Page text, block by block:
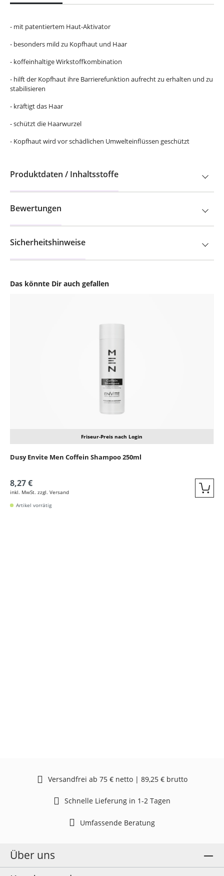
Das könnte Dir auch gefallen
Friseur-Preis nach Login
Dusy Envite Men Coffein Shampoo 250ml
8,27 €
inkl. MwSt. zzgl. Versand
Artikel vorrätig
- mit patentiertem Haut-Aktivator
- besonders mild zu Kopfhaut und Haar
- koffeinhaltige Wirkstoffkombination
- hilft der Kopfhaut ihre Barrierefunktion aufrecht zu erhalten und zu
stabilisieren
- kräftigt das Haar
- schützt die Haarwurzel
- Kopfhaut wird vor schädlichen Umwelteinflüssen geschützt
Produktdaten / Inhaltsstoffe
Bewertungen
Sicherheitshinweise
Versandfrei ab 75 € netto | 89,25 € brutto
Schnelle Lieferung in 1-2 Tagen
Umfassende Beratung
Über uns